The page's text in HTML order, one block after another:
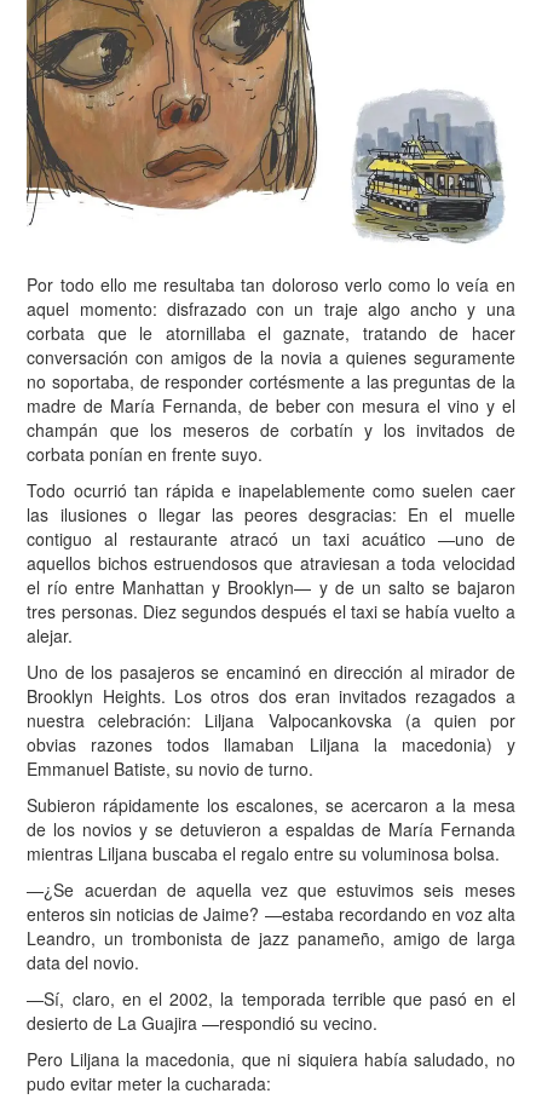
Por todo ello me resultaba tan doloroso verlo como lo veía en
aquel momento: disfrazado con un traje algo ancho y una
corbata que le atornillaba el gaznate, tratando de hacer
conversación con amigos de la novia a quienes seguramente
no soportaba, de responder cortésmente a las preguntas de la
madre de María Fernanda, de beber con mesura el vino y el
champán que los meseros de corbatín y los invitados de
corbata ponían en frente suyo.
Todo ocurrió tan rápida e inapelablemente como suelen caer
las ilusiones o llegar las peores desgracias: En el muelle
contiguo al restaurante atracó un taxi acuático —uno de
aquellos bichos estruendosos que atraviesan a toda velocidad
el río entre Manhattan y Brooklyn— y de un salto se bajaron
tres personas. Diez segundos después el taxi se había vuelto a
alejar.
Uno de los pasajeros se encaminó en dirección al mirador de
Brooklyn Heights. Los otros dos eran invitados rezagados a
nuestra celebración: Liljana Valpocankovska (a quien por
obvias razones todos llamaban Liljana la macedonia) y
Emmanuel Batiste, su novio de turno.
Subieron rápidamente los escalones, se acercaron a la mesa
de los novios y se detuvieron a espaldas de María Fernanda
mientras Liljana buscaba el regalo entre su voluminosa bolsa.
—¿Se acuerdan de aquella vez que estuvimos seis meses
enteros sin noticias de Jaime? —estaba recordando en voz alta
Leandro, un trombonista de jazz panameño, amigo de larga
data del novio.
—Sí, claro, en el 2002, la temporada terrible que pasó en el
desierto de La Guajira —respondió su vecino.
Pero Liljana la macedonia, que ni siquiera había saludado, no
pudo evitar meter la cucharada: